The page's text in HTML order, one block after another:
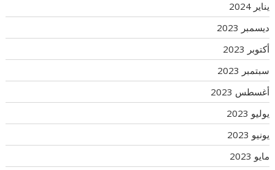
يناير 2024
ديسمبر 2023
أكتوبر 2023
سبتمبر 2023
أغسطس 2023
يوليو 2023
يونيو 2023
مايو 2023